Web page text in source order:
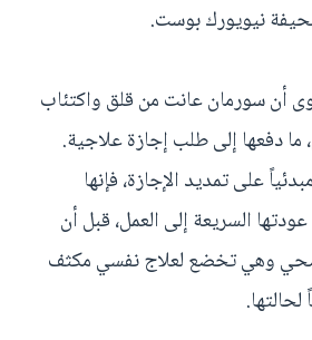
نيويورك بوست.
أن سورمان عانت من قلق واكتئاب
دفعها إلى طلب إجازة علاجية.
على تمديد الإجازة، فإنها
السريعة إلى العمل، قبل أن
وهي تخضع لعلاج نفسي مكثف